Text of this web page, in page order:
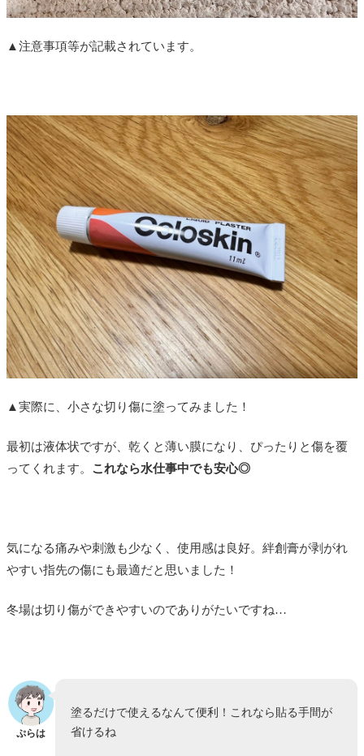
▲注意事項等が記載されています。
▲実際に、小さな切り傷に塗ってみました！
最初は液体状ですが、乾くと薄い膜になり、ぴったりと傷を覆
ってくれます。 これなら水仕事中でも安心◎
気になる痛みや刺激も少なく、使用感は良好。絆創膏が剥がれ
やすい指先の傷にも最適だと思いました！
冬場は切り傷ができやすいのでありがたいですね…
ぷらは
塗るだけで使えるなんて便利！これなら貼る手間が
省けるね